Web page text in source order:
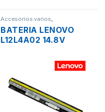
Accesorios varios,
Computación
BATERIA LENOVO
L12L4A02 14.8V